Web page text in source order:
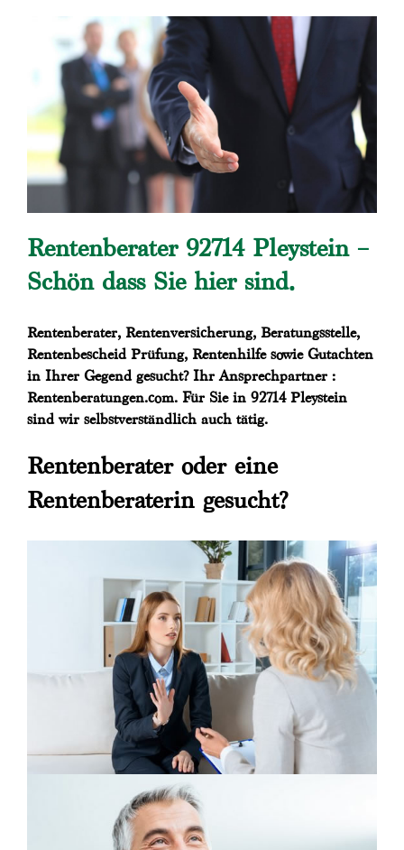
Rentenberater 92714 Pleystein –
Schön dass Sie hier sind.
Rentenberater, Rentenversicherung, Beratungsstelle,
Rentenbescheid Prüfung, Rentenhilfe sowie Gutachten
in Ihrer Gegend gesucht? Ihr Ansprechpartner :
Rentenberatungen.com. Für Sie in 92714 Pleystein
sind wir selbstverständlich auch tätig.
Rentenberater oder eine
Rentenberaterin gesucht?